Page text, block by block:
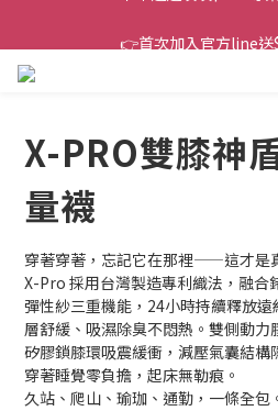
X-PRO雙膝神
量襪
穿著穿著，忘記它在那裡——這才是
X-Pro 採用台灣製造專利織法，融合
彈性紗三重機能，24小時持續釋放
層舒緩、吸濕除臭不悶熱。雙側動力
矽膠鎖膝環吸震緩衝，減壓氣囊結構
穿著睡覺零負擔，起床無勒痕。
久站、爬山、瑜珈、通勤，一條全包